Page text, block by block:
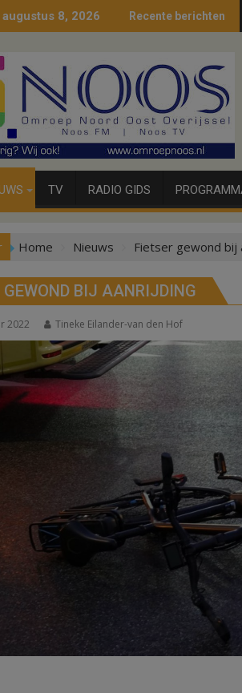
8, 2026 Recente berichten
TV RADIO GIDS
Home Nieuws Fietser gewond bij
GEWOND BIJ AANRIJDING
2022 Tineke Eilander-van den Hof